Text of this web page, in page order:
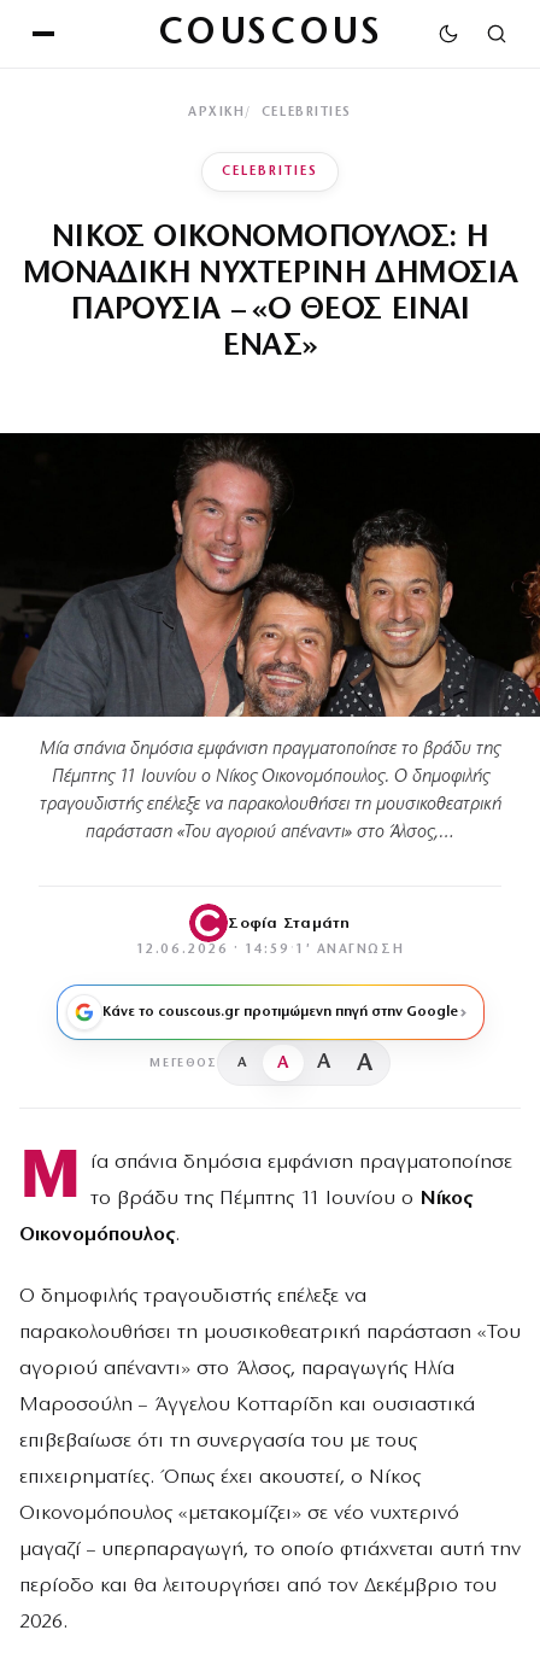
COUSCOUS
ΑΡΧΙΚΉ CELEBRITIES
CELEBRITIES
ΝΙΚΟΣ ΟΙΚΟΝΟΜΟΠΟΥΛΟΣ: Η
ΜΟΝΑΔΙΚΗ ΝΥΧΤΕΡΙΝΗ ΔΗΜΟΣΙΑ
ΠΑΡΟΥΣΙΑ – «Ο ΘΕΟΣ ΕΙΝΑΙ
ΕΝΑΣ»
Μία σπάνια δημόσια εμφάνιση πραγματοποίησε το βράδυ της
Πέμπτης 11 Ιουνίου ο Νίκος Οικονομόπουλος. Ο δημοφιλής
τραγουδιστής επέλεξε να παρακολουθήσει τη μουσικοθεατρική
παράσταση «Του αγοριού απέναντι» στο Άλσος,…
Σοφία Σταμάτη
12.06.2026 · 14:59 · 1′ ΑΝΆΓΝΩΣΗ
Κάνε το couscous.gr προτιμώμενη πηγή στην Google
ΜΈΓΕΘΟΣ A A A A
Μ
ία σπάνια δημόσια εμφάνιση πραγματοποίησε
το βράδυ της Πέμπτης 11 Ιουνίου ο Νίκος
Οικονομόπουλος.
Ο δημοφιλής τραγουδιστής επέλεξε να
παρακολουθήσει τη μουσικοθεατρική παράσταση «Του
αγοριού απέναντι» στο Άλσος, παραγωγής Ηλία
Μαροσούλη – Άγγελου Κοτταρίδη και ουσιαστικά
επιβεβαίωσε ότι τη συνεργασία του με τους
επιχειρηματίες. Όπως έχει ακουστεί, ο Νίκος
Οικονομόπουλος «μετακομίζει» σε νέο νυχτερινό
μαγαζί – υπερπαραγωγή, το οποίο φτιάχνεται αυτή την
περίοδο και θα λειτουργήσει από τον Δεκέμβριο του
2026.